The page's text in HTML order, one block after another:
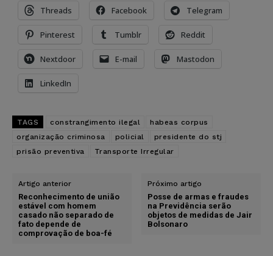
Threads Facebook Telegram
Pinterest Tumblr Reddit
Nextdoor E-mail Mastodon
LinkedIn
TAGS constrangimento ilegal
habeas corpus
organização criminosa
policial
presidente do stj
prisão preventiva
Transporte Irregular
Artigo anterior
Reconhecimento de união
estável com homem
casado não separado de
fato depende de
comprovação de boa-fé
Próximo artigo
Posse de armas e fraudes
na Previdência serão
objetos de medidas de Jair
Bolsonaro